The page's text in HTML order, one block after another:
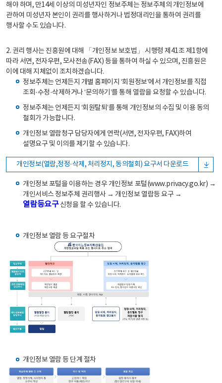
해야 하며, 만14세 이상의 미성년자인 정보주체는 정보주체의 개인정보에
관하여 미성년자 본인이 권리를 행사하거나 법정대리인을 통하여 권리를
행사할 수도 있습니다.
2. 권리 행사는 진흥원에 대해 「개인정보 보호법」 시행령 제41조 제1항에
따라 서면, 전자우편, 모사전송(FAX) 등을 통하여 하실 수 있으며, 진흥원은
이에 대해 지체없이 조치하겠습니다.
정보주체는 언제든지 개별 홈페이지 ‘회원정보’에서 개인정보를 직접
조회·수정·삭제하거나 ‘문의하기’를 통해 열람을 요청할 수 있습니다.
정보주체는 언제든지 ‘회원탈퇴’를 통해 개인정보의 수집 및 이용 동의
철회가 가능합니다.
개인정보 열람청구 담당자에게 연락(서면, 전자우편, FAX)하여
설명요구 및 이의를 제기할 수 있습니다.
개인정보(열람,정정·삭제, 처리정지, 동의철회) 요구서 다운로드
개인정보 포털을 이용하는 경우 개인정보 포털(www.privacy.go.kr) →
개인서비스 정보주체 권리행사 → 개인정보 열람등 요구 →
열람등요구신청을 할 수 있습니다.
개인정보 열람 등 요구절차
개인정보 열람 등 단계 절차